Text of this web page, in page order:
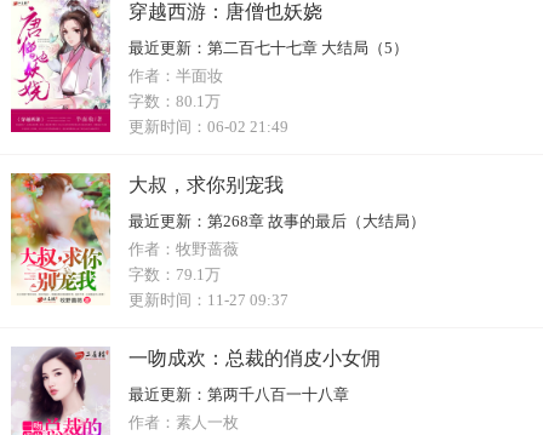
穿越西游：唐僧也妖娆
最近更新： 第二百七十七章 大结局（5）
作者： 半面妆
字数： 80.1万
更新时间： 06-02 21:49
大叔，求你别宠我
最近更新： 第268章 故事的最后（大结局）
作者： 牧野蔷薇
字数： 79.1万
更新时间： 11-27 09:37
一吻成欢：总裁的俏皮小女佣
最近更新： 第两千八百一十八章
作者： 素人一枚